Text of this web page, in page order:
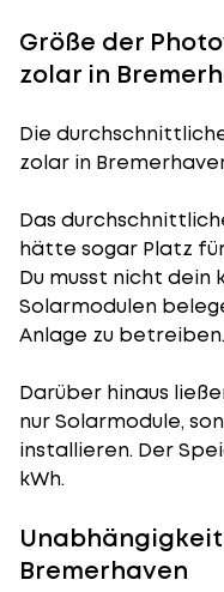
Größe der
zolar in
Die
zolar in
Das
hätte sogar Platz
Du musst nicht
Solarmodulen
Anlage zu betreiben.
Darüber hinaus
nur Solarmodule,
installieren. Der
kWh.
Bremerhaven